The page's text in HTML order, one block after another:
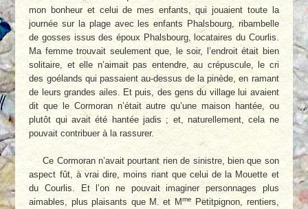
mon bonheur et celui de mes enfants, qui jouaient toute la
journée sur la plage avec les enfants Phalsbourg, ribambelle
de gosses issus des époux Phalsbourg, locataires du Courlis.
Ma femme trouvait seulement que, le soir, l’endroit était bien
solitaire, et elle n’aimait pas entendre, au crépuscule, le cri
des goélands qui passaient au-dessus de la pinède, en ramant
de leurs grandes ailes. Et puis, des gens du village lui avaient
dit que le Cormoran n’était autre qu’une maison hantée, ou
plutôt qui avait été hantée jadis ; et, naturellement, cela ne
pouvait contribuer à la rassurer.
Ce Cormoran n’avait pourtant rien de sinistre, bien que son
aspect fût, à vrai dire, moins riant que celui de la Mouette et
du Courlis. Et l’on ne pouvait imaginer personnages plus
aimables, plus plaisants que M. et Mme Petitpignon, rentiers,